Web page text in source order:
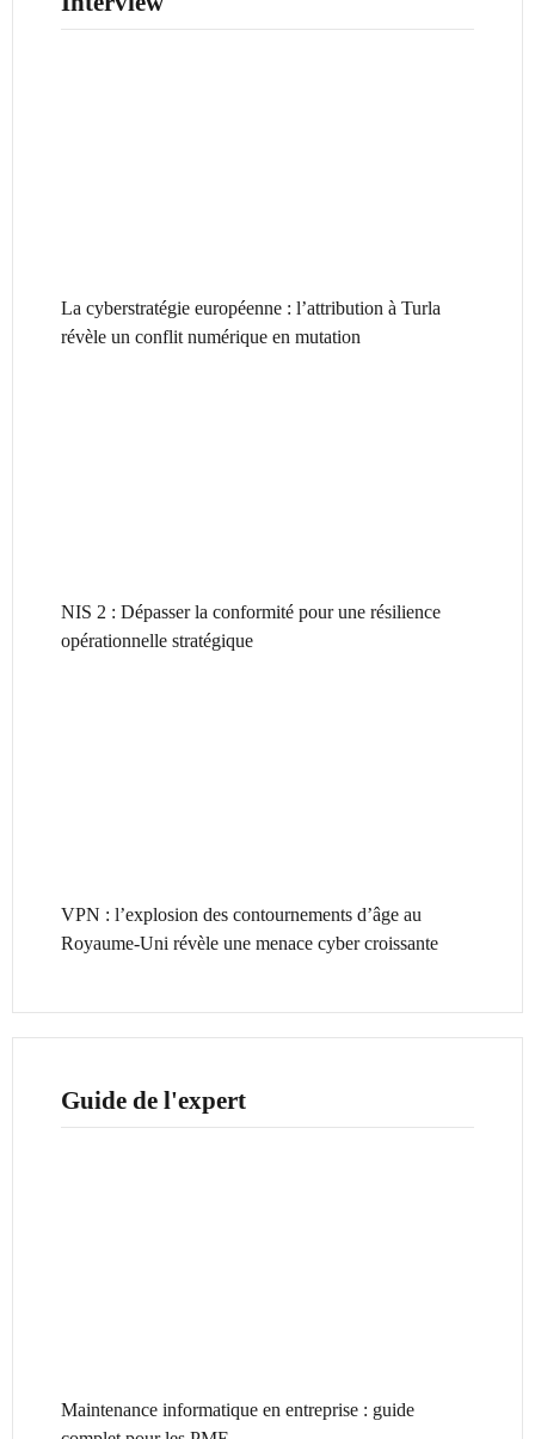
La cyberstratégie européenne : l’attribution à Turla
révèle un conflit numérique en mutation
NIS 2 : Dépasser la conformité pour une résilience
opérationnelle stratégique
VPN : l’explosion des contournements d’âge au
Royaume-Uni révèle une menace cyber croissante
Guide de l'expert
Maintenance informatique en entreprise : guide